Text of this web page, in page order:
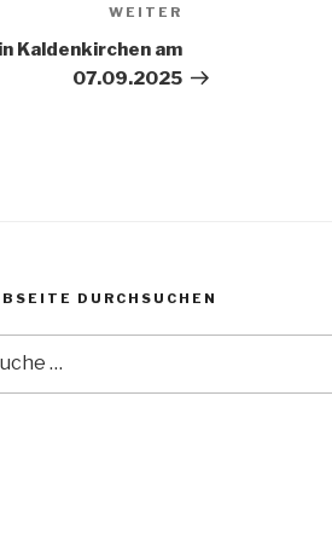
Beitrag
WEITER
Kaldenkirchen am
07.09.2025
DURCHSUCHEN